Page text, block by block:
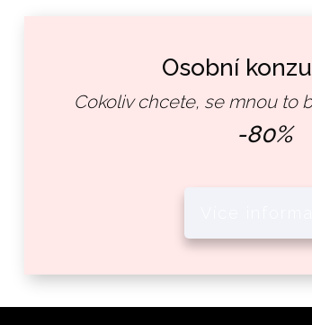
Osobní
Cokoliv chcete, se mnou to
-80%